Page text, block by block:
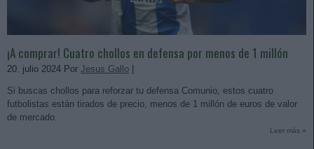
¡A comprar! Cuatro chollos en defensa por menos de 1 millón
20. julio 2024 Por Jesus Gallo
Si buscas chollos para reforzar tu defensa Comunio, estos cuatro
futbolistas están tirados de precio, menos de 1 millón de euros de valor
de mercado.
Leer más »